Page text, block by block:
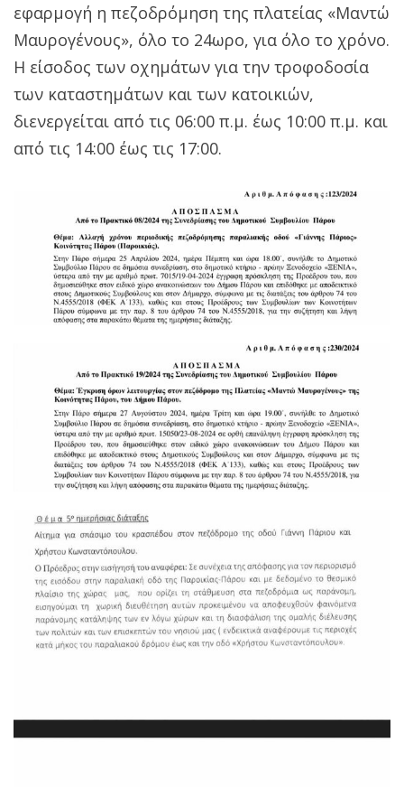
εφαρμογή η πεζοδρόμηση της πλατείας «Μαντώ
Μαυρογένους», όλο το 24ωρο, για όλο το χρόνο.
Η είσοδος των οχημάτων για την τροφοδοσία
των καταστημάτων και των κατοικιών,
διενεργείται από τις 06:00 π.μ. έως 10:00 π.μ. και
από τις 14:00 έως τις 17:00.